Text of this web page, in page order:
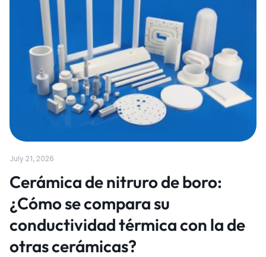
July 21, 2026
Cerámica de nitruro de boro:
¿Cómo se compara su
conductividad térmica con la de
otras cerámicas?